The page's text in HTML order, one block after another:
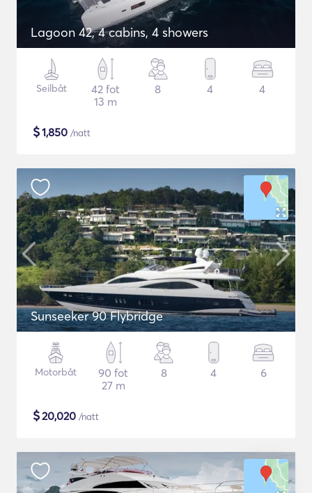
Lagoon 42, 4 cabins, 4 showers
Seilbåt
42 fot
13 m
8 4 4
$1,850 /natt
Sunseeker 90 Flybridge
Motorbåt
90 fot
27 m
8 4 6
$20,020 /natt